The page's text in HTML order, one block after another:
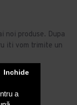
a
Inchide
noi produse. Dupa
iti vom trimite un